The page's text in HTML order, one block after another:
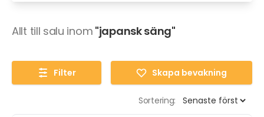
Allt till salu inom "japansk säng"
Filter Skapa bevakning
Sortering: